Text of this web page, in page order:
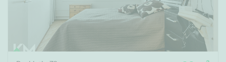
Vain uudiskohteet Ei uudiskohteita
Arvokohteet